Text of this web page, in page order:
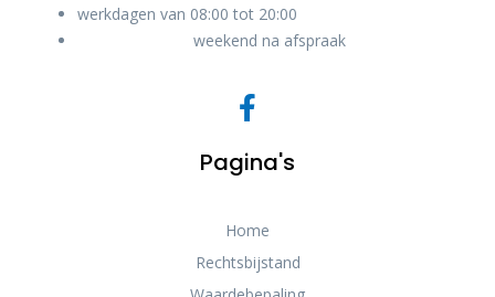
werkdagen van 08:00 tot 20:00
weekend na afspraak
Pagina's
Home
Rechtsbijstand